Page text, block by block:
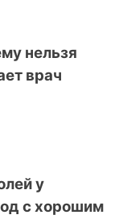
нельзя
врач
у
с хорошим